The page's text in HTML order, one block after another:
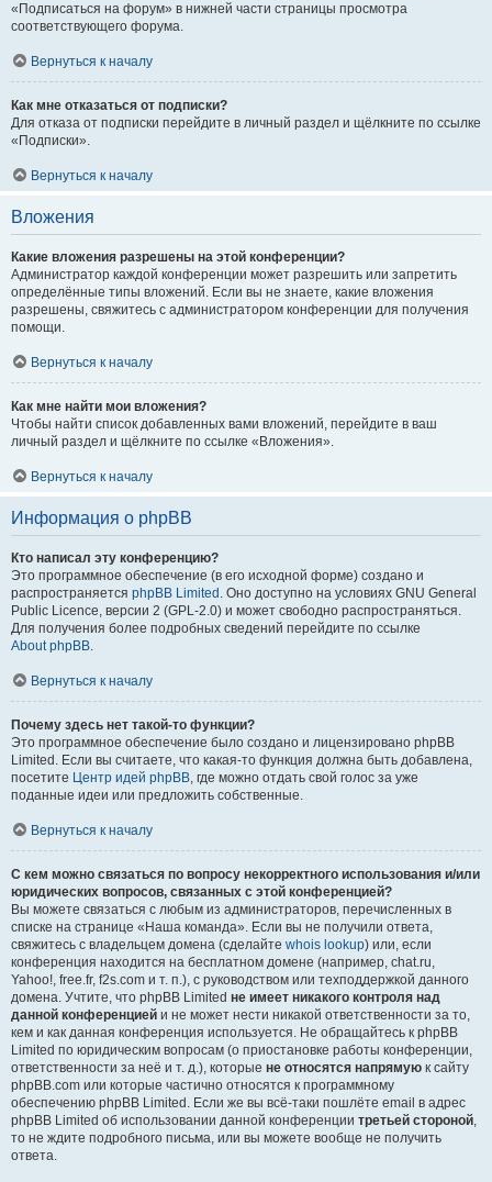
«Подписаться на форум» в нижней части страницы просмотра
соответствующего форума.
Вернуться к началу
Как мне отказаться от подписки?
Для отказа от подписки перейдите в личный раздел и щёлкните по ссылке
«Подписки».
Вернуться к началу
Вложения
Какие вложения разрешены на этой конференции?
Администратор каждой конференции может разрешить или запретить
определённые типы вложений. Если вы не знаете, какие вложения
разрешены, свяжитесь с администратором конференции для получения
помощи.
Вернуться к началу
Как мне найти мои вложения?
Чтобы найти список добавленных вами вложений, перейдите в ваш
личный раздел и щёлкните по ссылке «Вложения».
Вернуться к началу
Информация о phpBB
Кто написал эту конференцию?
Это программное обеспечение (в его исходной форме) создано и
распространяется phpBB Limited . Оно доступно на условиях GNU General
Public Licence, версии 2 (GPL-2.0) и может свободно распространяться.
Для получения более подробных сведений перейдите по ссылке
About phpBB.
Вернуться к началу
Почему здесь нет такой-то функции?
Это программное обеспечение было создано и лицензировано phpBB
Limited. Если вы считаете, что какая-то функция должна быть добавлена,
посетите Центр идей phpBB, где можно отдать свой голос за уже
поданные идеи или предложить собственные.
Вернуться к началу
С кем можно связаться по вопросу некорректного использования и/или
юридических вопросов, связанных с этой конференцией?
Вы можете связаться с любым из администраторов, перечисленных в
списке на странице «Наша команда». Если вы не получили ответа,
свяжитесь с владельцем домена (сделайте whois lookup) или, если
конференция находится на бесплатном домене (например, chat.ru,
Yahoo!, free.fr, f2s.com и т. п.), с руководством или техподдержкой данного
домена. Учтите, что phpBB Limited не имеет никакого контроля над
данной конференцией и не может нести никакой ответственности за то,
кем и как данная конференция используется. Не обращайтесь к phpBB
Limited по юридическим вопросам (о приостановке работы конференции,
ответственности за неё и т. д.), которые не относятся напрямую к сайту
phpBB.com или которые частично относятся к программному
обеспечению phpBB Limited. Если же вы всё-таки пошлёте email в адрес
phpBB Limited об использовании данной конференции третьей стороной,
то не ждите подробного письма, или вы можете вообще не получить
ответа.